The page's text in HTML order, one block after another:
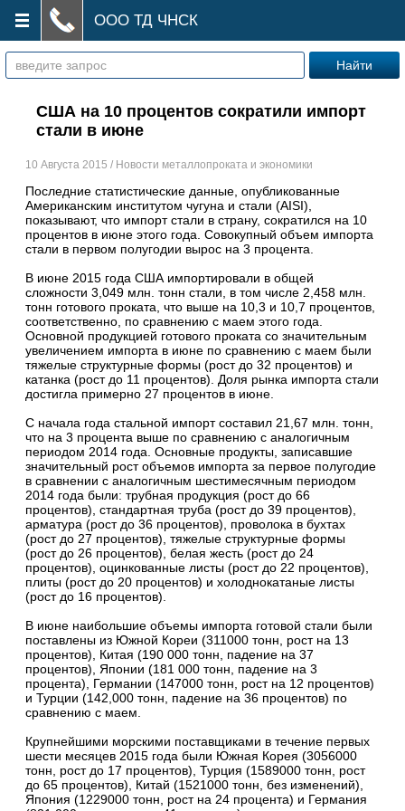
ООО ТД ЧНСК
США на 10 процентов сократили импорт
стали в июне
10 Августа 2015 / Новости металлопроката и экономики
Последние статистические данные, опубликованные
Американским институтом чугуна и стали (AISI),
показывают, что импорт стали в страну, сократился на 10
процентов в июне этого года. Совокупный объем импорта
стали в первом полугодии вырос на 3 процента.
В июне 2015 года США импортировали в общей
сложности 3,049 млн. тонн стали, в том числе 2,458 млн.
тонн готового проката, что выше на 10,3 и 10,7 процентов,
соответственно, по сравнению с маем этого года.
Основной продукцией готового проката со значительным
увеличением импорта в июне по сравнению с маем были
тяжелые структурные формы (рост до 32 процентов) и
катанка (рост до 11 процентов). Доля рынка импорта стали
достигла примерно 27 процентов в июне.
С начала года стальной импорт составил 21,67 млн. тонн,
что на 3 процента выше по сравнению с аналогичным
периодом 2014 года. Основные продукты, записавшие
значительный рост объемов импорта за первое полугодие
в сравнении с аналогичным шестимесячным периодом
2014 года были: трубная продукция (рост до 66
процентов), стандартная труба (рост до 39 процентов),
арматура (рост до 36 процентов), проволока в бухтах
(рост до 27 процентов), тяжелые структурные формы
(рост до 26 процентов), белая жесть (рост до 24
процентов), оцинкованные листы (рост до 22 процентов),
плиты (рост до 20 процентов) и холоднокатаные листы
(рост до 16 процентов).
В июне наибольшие объемы импорта готовой стали были
поставлены из Южной Кореи (311000 тонн, рост на 13
процентов), Китая (190 000 тонн, падение на 37
процентов), Японии (181 000 тонн, падение на 3
процента), Германии (147000 тонн, рост на 12 процентов)
и Турции (142,000 тонн, падение на 36 процентов) по
сравнению с маем.
Крупнейшими морскими поставщиками в течение первых
шести месяцев 2015 года были Южная Корея (3056000
тонн, рост до 17 процентов), Турция (1589000 тонн, рост
до 65 процентов), Китай (1521000 тонн, без изменений),
Япония (1229000 тонн, рост на 24 процента) и Германия